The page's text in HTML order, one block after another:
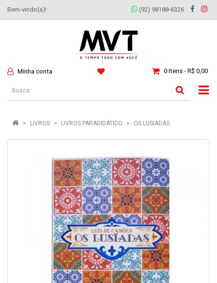
Bem-vindo(a)! (92) 98188-6326
Minha conta 0 Itens - R$ 0,00
LIVROS LIVROS PARADIDÁTICO OS LUSIADAS